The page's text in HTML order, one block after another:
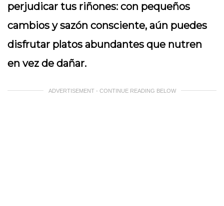
perjudicar tus riñones: con pequeños
cambios y sazón consciente, aún puedes
disfrutar platos abundantes que nutren
en vez de dañar.
ADVERTISEMENT - CONTINUE READING BELOW